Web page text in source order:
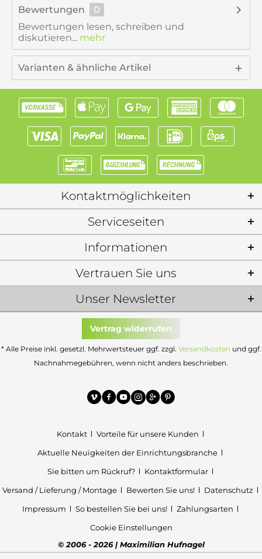
Bewertungen
0
Bewertungen lesen, schreiben und
diskutieren... mehr
Varianten & ähnliche Artikel
Kontaktmöglichkeiten
Serviceseiten
Informationen
Unser Newsletter
Vertrauen Sie uns
Vertrag widerrufen
* Alle Preise inkl. gesetzl. Mehrwertsteuer ggf. zzgl. Versandkosten und ggf.
Nachnahmegebühren, wenn nicht anders beschrieben.
Kontakt
Vorteile für unsere Kunden
Aktuelle Neuigkeiten der Einrichtungsbranche
Sie bitten um Rückruf?
Kontaktformular
Versand / Lieferung / Montage
Bewerten Sie uns!
Datenschutz
Impressum
So bestellen Sie bei uns!
Zahlungsarten
Cookie Einstellungen
© 2006 - 2026 | Maximilian Hufnagel